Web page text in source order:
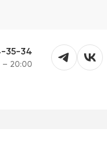
35-34
20:00